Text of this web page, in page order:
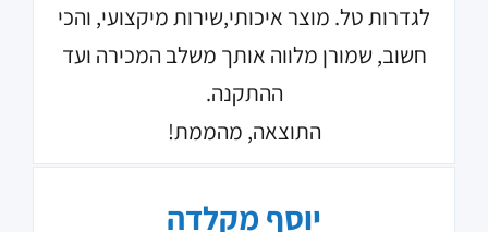
לגדרות טל. מוצר איכותי,שירות מיקצועי, והכי
חשוב, שמורן מלווה אותך משלב המכירה ועד
ההתקנה.
התוצאה, מהממת!
יוסף מקלדה